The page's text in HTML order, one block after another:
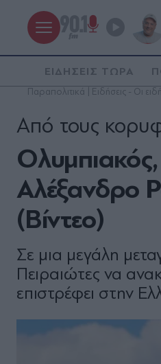
ΕΙΔΗΣΕΙΣ ΤΩΡΑ
Παραπολιτικά | Ειδήσεις - Οι
Αλέξανδρο
(Βίντεο)
Από τους
Σε μια μεγάλη
Πειραιώτες να
επιστρέφει στην